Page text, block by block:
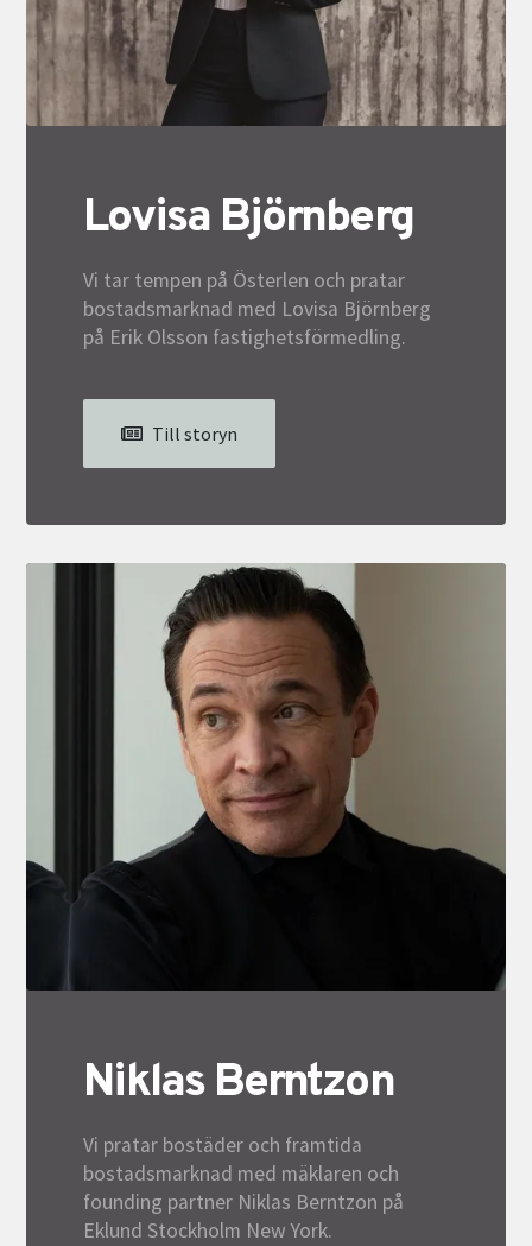
Lovisa Björnberg
Vi tar tempen på Österlen och pratar
bostadsmarknad med Lovisa Björnberg
på Erik Olsson fastighetsförmedling.
Till storyn
Niklas Berntzon
Vi pratar bostäder och framtida
bostadsmarknad med mäklaren och
founding partner Niklas Berntzon på
Eklund Stockholm New York.